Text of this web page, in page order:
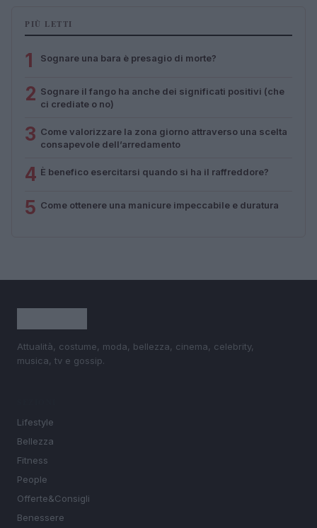
PIÙ LETTI
1 Sognare una bara è presagio di morte?
2 Sognare il fango ha anche dei significati positivi (che
ci crediate o no)
3 Come valorizzare la zona giorno attraverso una scelta
consapevole dell’arredamento
4 È benefico esercitarsi quando si ha il raffreddore?
5 Come ottenere una manicure impeccabile e duratura
Attualità, costume, moda, bellezza, cinema, celebrity,
musica, tv e gossip.
Lifestyle
Bellezza
Fitness
People
Offerte&Consigli
Benessere